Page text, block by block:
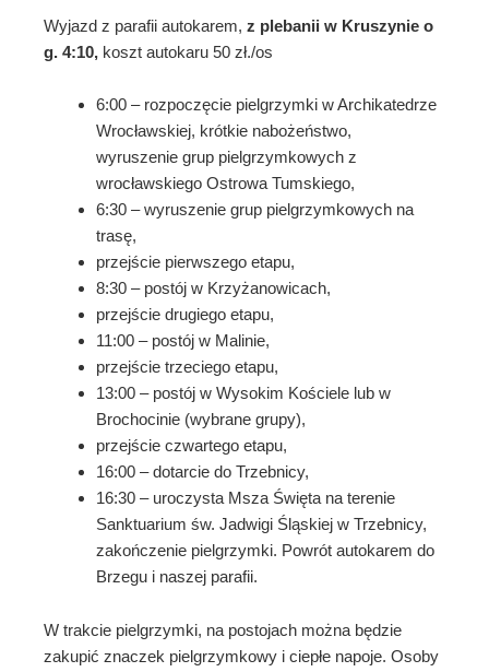
Wyjazd z parafii autokarem, z plebanii w Kruszynie o
g. 4:10, koszt autokaru 50 zł./os
6:00 – rozpoczęcie pielgrzymki w Archikatedrze
Wrocławskiej, krótkie nabożeństwo,
wyruszenie grup pielgrzymkowych z
wrocławskiego Ostrowa Tumskiego,
6:30 – wyruszenie grup pielgrzymkowych na
trasę,
przejście pierwszego etapu,
8:30 – postój w Krzyżanowicach,
przejście drugiego etapu,
11:00 – postój w Malinie,
przejście trzeciego etapu,
13:00 – postój w Wysokim Kościele lub w
Brochocinie (wybrane grupy),
przejście czwartego etapu,
16:00 – dotarcie do Trzebnicy,
16:30 – uroczysta Msza Święta na terenie
Sanktuarium św. Jadwigi Śląskiej w Trzebnicy,
zakończenie pielgrzymki. Powrót autokarem do
Brzegu i naszej parafii.
W trakcie pielgrzymki, na postojach można będzie
zakupić znaczek pielgrzymkowy i ciepłe napoje. Osoby